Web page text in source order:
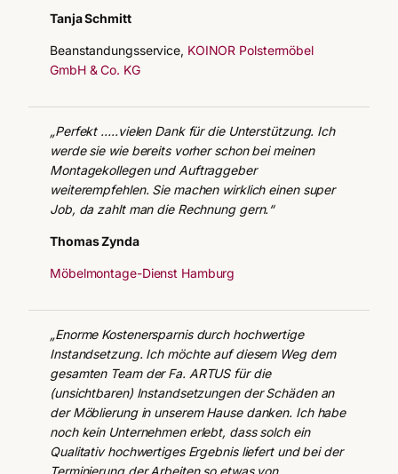
Tanja Schmitt
Beanstandungsservice, KOINOR Polstermöbel
GmbH & Co. KG
„Perfekt …..vielen Dank für die Unterstützung. Ich
werde sie wie bereits vorher schon bei meinen
Montagekollegen und Auftraggeber
weiterempfehlen. Sie machen wirklich einen super
Job, da zahlt man die Rechnung gern.“
Thomas Zynda
Möbelmontage-Dienst Hamburg
„Enorme Kostenersparnis durch hochwertige
Instandsetzung. Ich möchte auf diesem Weg dem
gesamten Team der Fa. ARTUS für die
(unsichtbaren) Instandsetzungen der Schäden an
der Möblierung in unserem Hause danken. Ich habe
noch kein Unternehmen erlebt, dass solch ein
Qualitativ hochwertiges Ergebnis liefert und bei der
Terminierung der Arbeiten so etwas von